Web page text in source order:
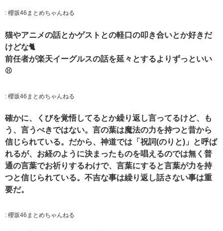
: 櫻坂46まとめちゃんねる
猫やアニメの話とかゲストとの軽口の叩き合いとか好きだ
けどな🐈
前任者が楽天イーグルスの話を延々とするよりずっといい
⚾
: 櫻坂46まとめちゃんねる
確かに、くびを覚悟してるとか繰り返し言ってるけど、も
う、言うべきではない。言の葉は魔法の力を持つと昔から
信じられている。だから、神道では「祝詞(のりと)」と呼ば
れるが、お経のように決まったものを唱えるのでは無く普
通の言葉でお祈りするわけで、言葉にすると言葉が力を持
つと信じられている。不吉な事は繰り返し話さない事は重
要だ。
: 櫻坂46まとめちゃんねる